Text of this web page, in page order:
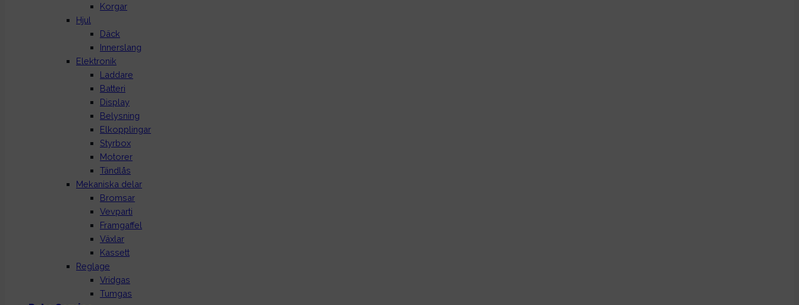
Korgar
Hjul
Däck
Innerslang
Elektronik
Laddare
Batteri
Display
Belysning
Elkopplingar
Styrbox
Motorer
Tändlås
Mekaniska delar
Bromsar
Vevparti
Framgaffel
Växlar
Kassett
Reglage
Vridgas
Tumgas